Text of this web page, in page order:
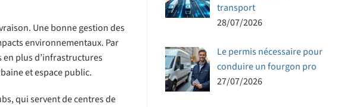
Une bonne gestion des
environnementaux. Par
plus d’infrastructures
et espace public.
qui servent de centres de
transport
28/07/2026
Le permis nécessaire pour
conduire un fourgon pro
27/07/2026